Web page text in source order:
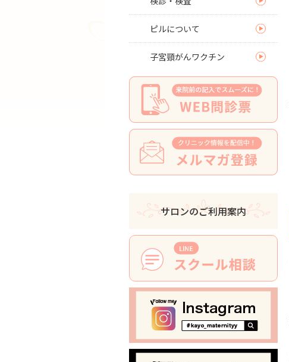
ピルについて
子宮頸がんワクチン
サロンのご利用案内